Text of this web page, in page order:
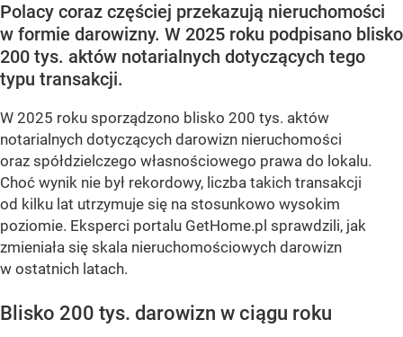
Polacy coraz częściej przekazują nieruchomości
w formie darowizny. W 2025 roku podpisano blisko
200 tys. aktów notarialnych dotyczących tego
typu transakcji.
W 2025 roku sporządzono blisko 200 tys. aktów
notarialnych dotyczących darowizn nieruchomości
oraz spółdzielczego własnościowego prawa do lokalu.
Choć wynik nie był rekordowy, liczba takich transakcji
od kilku lat utrzymuje się na stosunkowo wysokim
poziomie. Eksperci portalu GetHome.pl sprawdzili, jak
zmieniała się skala nieruchomościowych darowizn
w ostatnich latach.
Blisko 200 tys. darowizn w ciągu roku